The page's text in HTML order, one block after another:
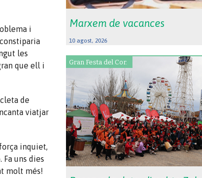
i
les
que ell i
de
viatjar
inquiet,
uns dies
molt més!
Marxem de vacances
10 agost, 2026
Gran Festa del Cor.